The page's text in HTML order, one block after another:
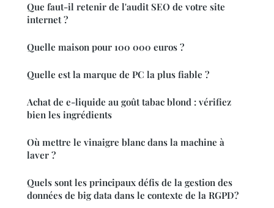
Que faut-il retenir de l'audit SEO de votre site
internet ?
Quelle maison pour 100 000 euros ?
Quelle est la marque de PC la plus fiable ?
Achat de e-liquide au goût tabac blond : vérifiez
bien les ingrédients
Où mettre le vinaigre blanc dans la machine à
laver ?
Quels sont les principaux défis de la gestion des
données de big data dans le contexte de la RGPD?